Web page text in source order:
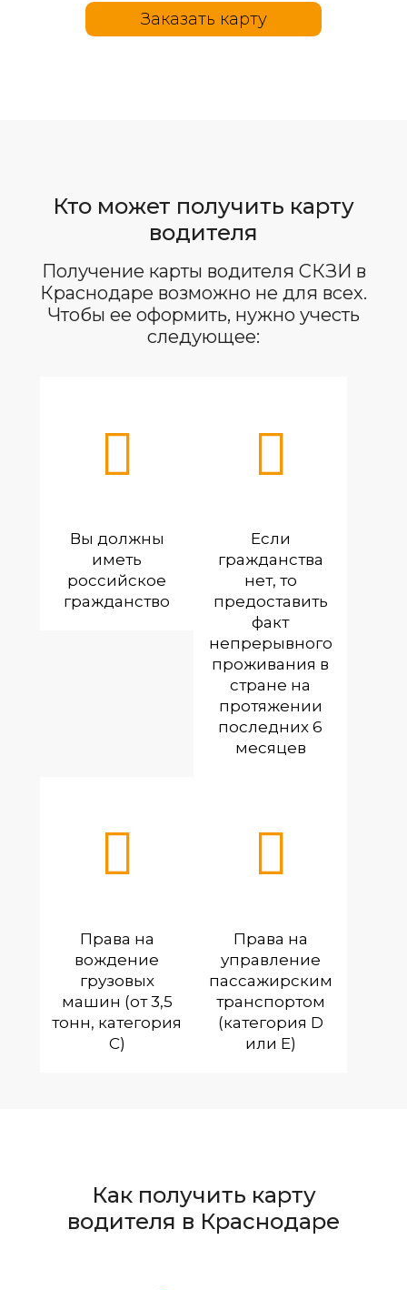
Заказать карту
Кто может получить карту
водителя
Получение карты водителя СКЗИ в
Краснодаре возможно не для всех.
Чтобы ее оформить, нужно учесть
следующее:
Вы должны
иметь
российское
гражданство
Если
гражданства
нет, то
предоставить
факт
непрерывного
проживания в
стране на
протяжении
последних 6
месяцев
Права на
вождение
грузовых
машин (от 3,5
тонн, категория
С)
Права на
управление
пассажирским
транспортом
(категория D
или E)
Как получить карту
водителя в Краснодаре